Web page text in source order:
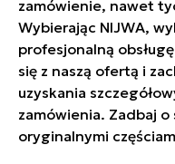
zamówienie, nawet
Wybierając NIJWA,
profesjonalną
się z naszą ofertą i
uzyskania
zamówienia. Zadbaj
oryginalnymi